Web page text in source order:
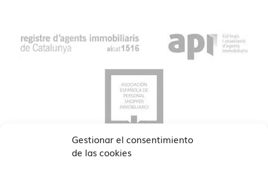
Gestionar el consentimiento
de las cookies